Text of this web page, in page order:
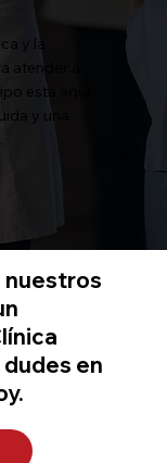
y la
atender a
está aquí
y una
nuestros
en